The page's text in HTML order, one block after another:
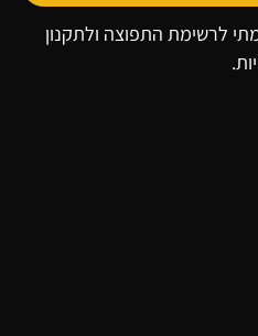
לרשימת התפוצה ולתקנון
.